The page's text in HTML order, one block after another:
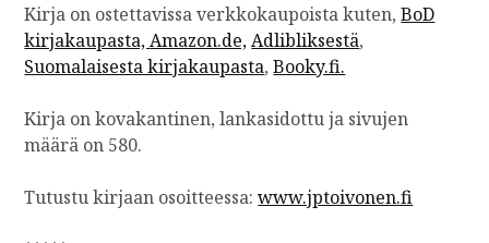
Kirja on ostettavissa verkkokaupoista kuten,BoD
kirjakaupasta,Amazon.de,Adlibliksestä,
Suomalaisesta kirjakaupasta,Booky.fi.
Kirja on kovakantinen, lankasidottu ja sivujen
määrä on 580.
Tutustu kirjaan osoitteessa:www.jptoivonen.fi